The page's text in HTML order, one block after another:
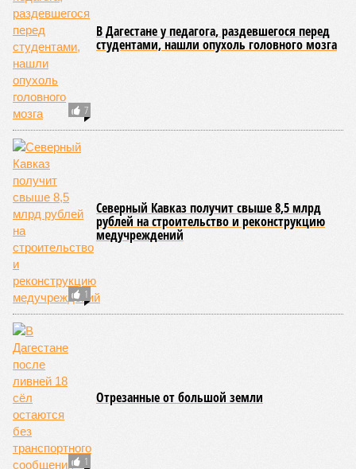
7
В Дагестане у педагога, раздевшегося перед
студентами, нашли опухоль головного мозга
1
Северный Кавказ получит свыше 8,5 млрд
рублей на строительство и реконструкцию
медучреждений
1
Отрезанные от большой земли